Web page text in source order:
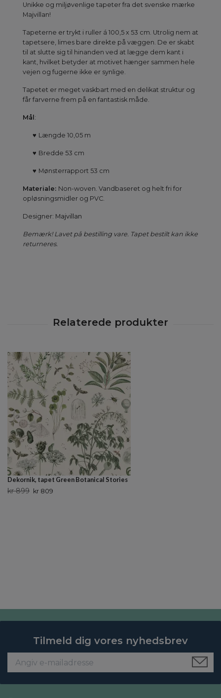
Unikke og miljøvenlige tapeter fra det svenske mærke
Majvillan!
Tapeterne er trykt i ruller á 100,5 x 53 cm. Utrolig nem at
tapetsere, limes bare direkte på væggen. De er skabt
til at slutte sig til hinanden ved at lægge dem kant i
kant, hvilket betyder at motivet hænger sammen hele
vejen og fugerne ikke er synlige.
Tapetet er meget vaskbart med en delikat struktur og
får farverne frem på en fantastisk måde.
Mål :
♥ Længde 10,05 m
♥ Bredde 53 cm
♥ Mønsterrapport 53 cm
Materiale: Non-woven. Vandbaseret og helt fri for
opløsningsmidler og PVC.
Designer: Majvillan
Bemærk! Lavet på bestilling vare. Tapet bestilt kan ikke
returneres.
Dekornik, tapet Green Botanical Stories
kr 899 kr 809
Tilmeld dig vores nyhedsbrev